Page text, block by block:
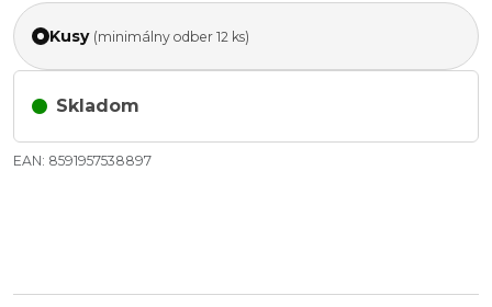
Kusy (minimálny odber 12 ks)
Skladom
EAN: 8591957538897